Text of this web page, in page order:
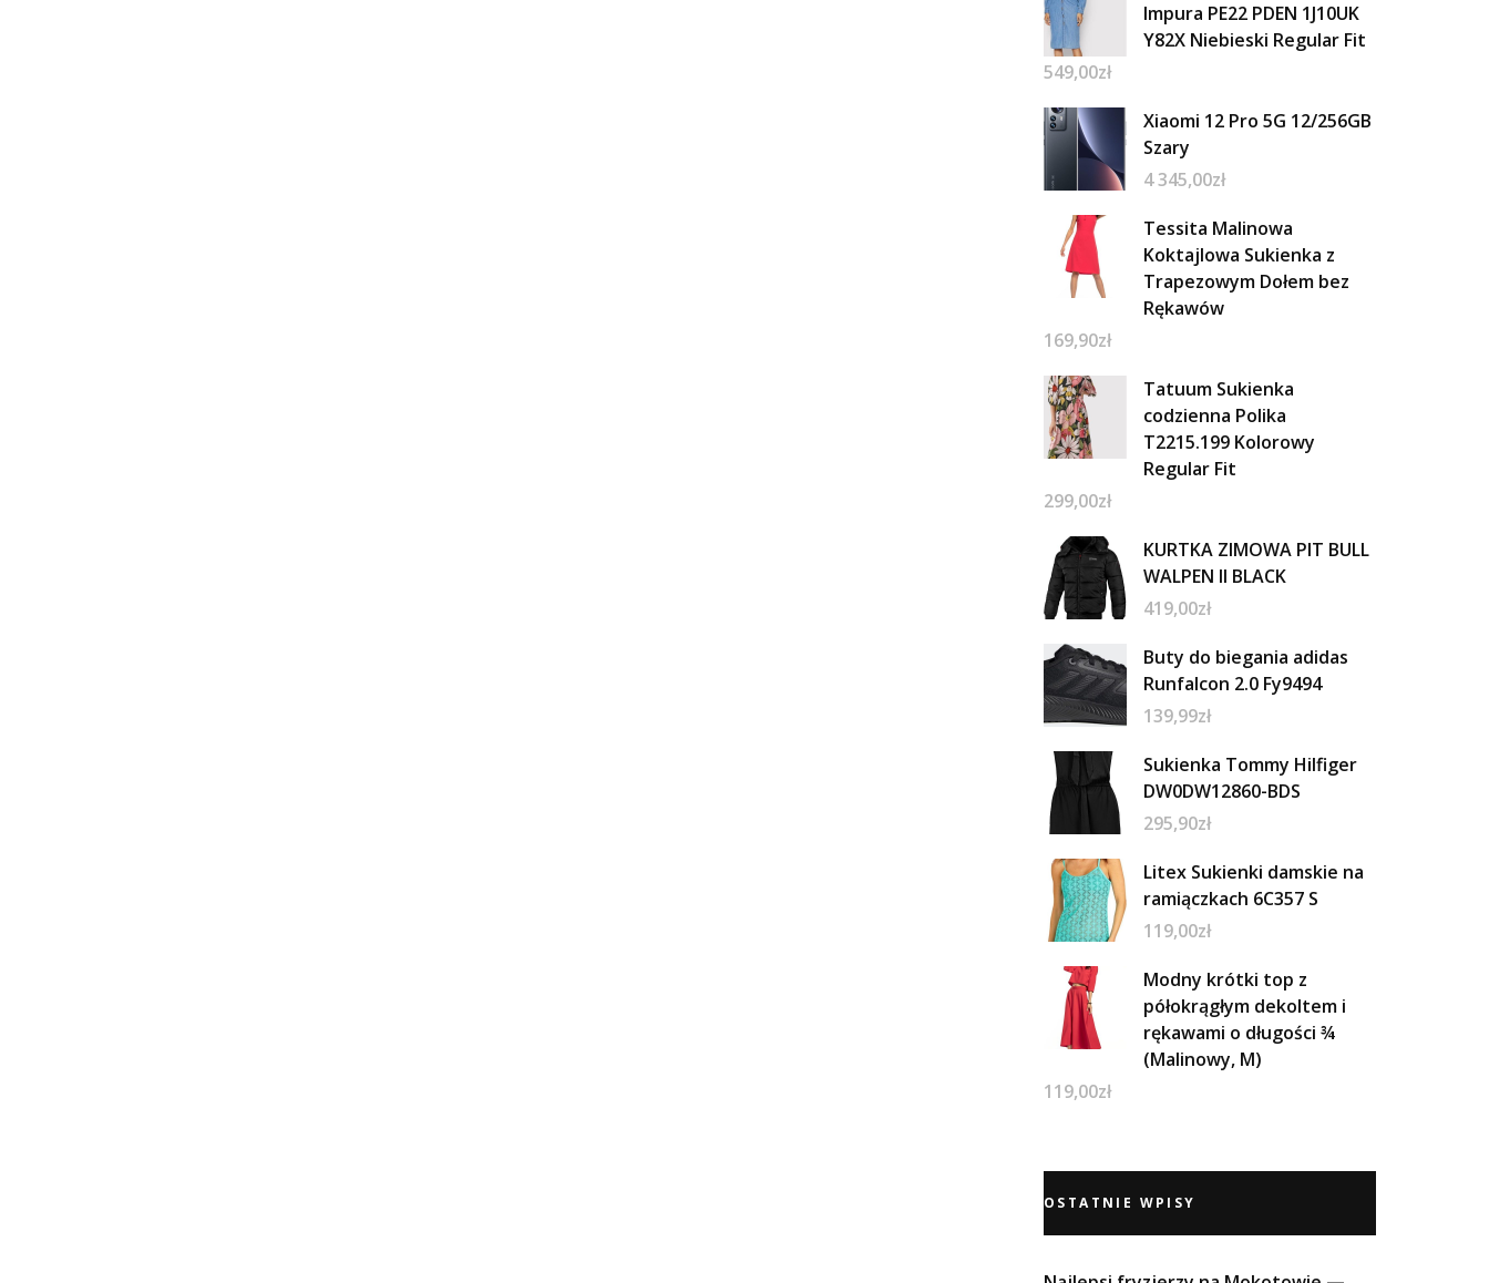
Impura PE22 PDEN 1J10UK
Y82X Niebieski Regular Fit
549,00zł
Xiaomi 12 Pro 5G 12/256GB
Szary
4 345,00zł
Tessita Malinowa
Koktajlowa Sukienka z
Trapezowym Dołem bez
Rękawów
169,90zł
Tatuum Sukienka
codzienna Polika
T2215.199 Kolorowy
Regular Fit
299,00zł
KURTKA ZIMOWA PIT BULL
WALPEN II BLACK
419,00zł
Buty do biegania adidas
Runfalcon 2.0 Fy9494
139,99zł
Sukienka Tommy Hilfiger
DW0DW12860-BDS
295,90zł
Litex Sukienki damskie na
ramiączkach 6C357 S
119,00zł
Modny krótki top z
półokrągłym dekoltem i
rękawami o długości ¾
(Malinowy, M)
119,00zł
OSTATNIE WPISY